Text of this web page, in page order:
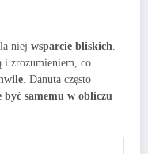
niej wsparcie bliskich.
i zrozumieniem, co
. Danuta często
być samemu w obliczu